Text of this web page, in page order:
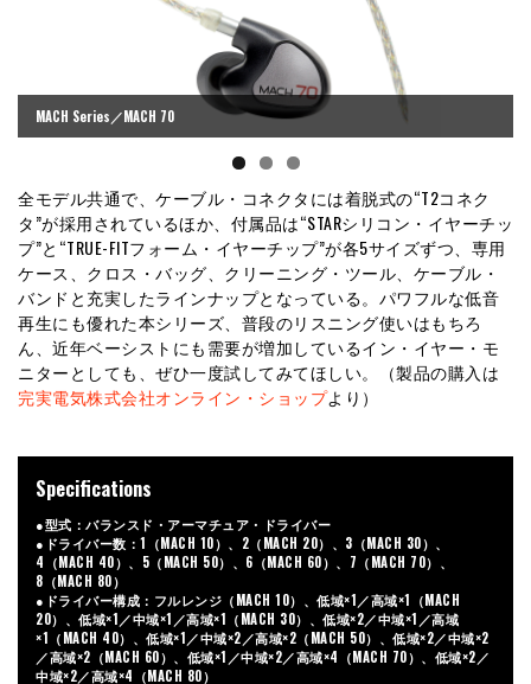
MACH Series／MACH 70
全モデル共通で、ケーブル・コネクタには着脱式の“T2コネク
タ”が採用されているほか、付属品は“STARシリコン・イヤーチッ
プ”と“TRUE-FITフォーム・イヤーチップ”が各5サイズずつ、専用
ケース、クロス・バッグ、クリーニング・ツール、ケーブル・
バンドと充実したラインナップとなっている。パワフルな低音
再生にも優れた本シリーズ、普段のリスニング使いはもちろ
ん、近年ベーシストにも需要が増加しているイン・イヤー・モ
ニターとしても、ぜひ一度試してみてほしい。（製品の購入は
完実電気株式会社オンライン・ショップより）
Specifications
●型式：バランスド・アーマチュア・ドライバー
●ドライバー数：1（MACH 10）、2（MACH 20）、3（MACH 30）、
4（MACH 40）、5（MACH 50）、6（MACH 60）、7（MACH 70）、
8（MACH 80）
●ドライバー構成：フルレンジ（MACH 10）、低域×1／高域×1（MACH
20）、低域×1／中域×1／高域×1（MACH 30）、低域×2／中域×1／高域
×1（MACH 40）、低域×1／中域×2／高域×2（MACH 50）、低域×2／中域×2
／高域×2（MACH 60）、低域×1／中域×2／高域×4（MACH 70）、低域×2／
中域×2／高域×4（MACH 80）